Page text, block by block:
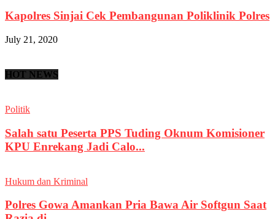
Kapolres Sinjai Cek Pembangunan Poliklinik Polres
July 21, 2020
HOT NEWS
Politik
Salah satu Peserta PPS Tuding Oknum Komisioner
KPU Enrekang Jadi Calo...
Hukum dan Kriminal
Polres Gowa Amankan Pria Bawa Air Softgun Saat